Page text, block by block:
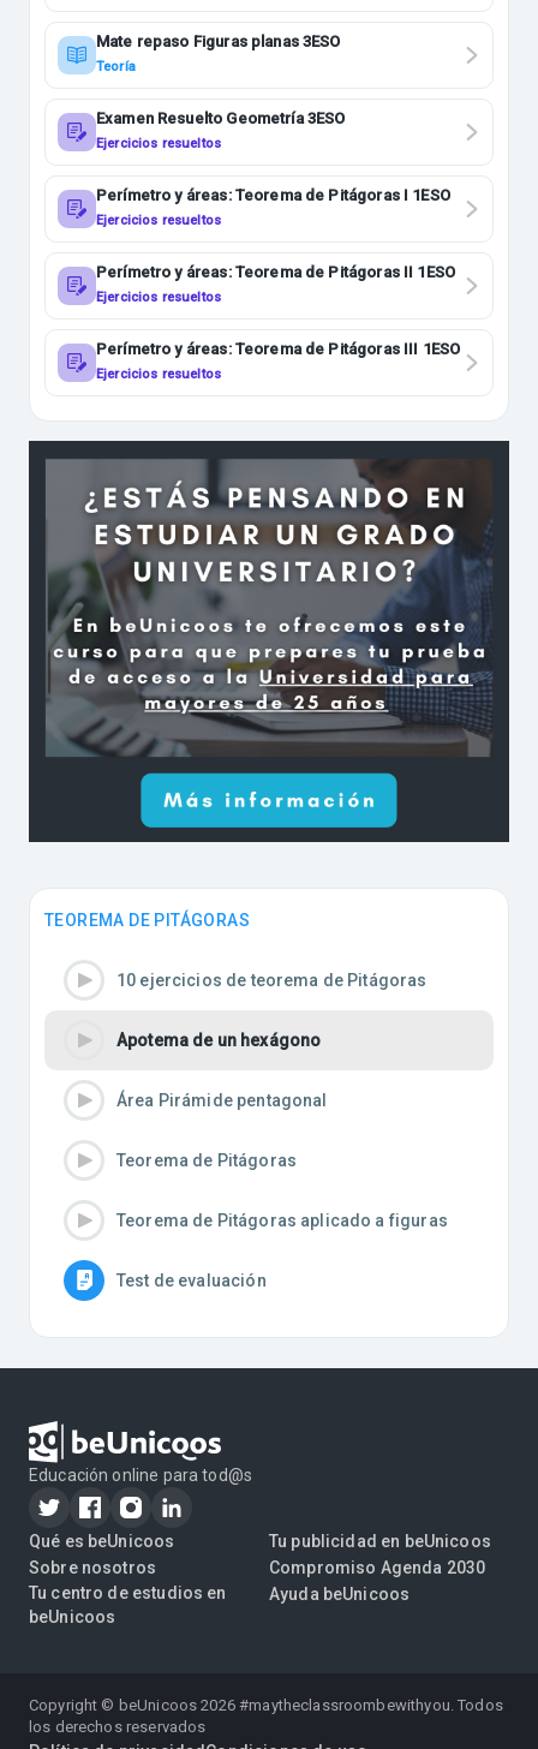
Mate repaso Figuras planas 3ESO
Teoría
Examen Resuelto Geometría 3ESO
Ejercicios resueltos
Perímetro y áreas: Teorema de Pitágoras I 1ESO
Ejercicios resueltos
Perímetro y áreas: Teorema de Pitágoras II 1ESO
Ejercicios resueltos
Perímetro y áreas: Teorema de Pitágoras III 1ESO
Ejercicios resueltos
TEOREMA DE PITÁGORAS
10 ejercicios de teorema de Pitágoras
Apotema de un hexágono
Área Pirámide pentagonal
Teorema de Pitágoras
Teorema de Pitágoras aplicado a figuras
Test de evaluación
Educación online para tod@s
Qué es beUnicoos
Sobre nosotros
Tu centro de estudios en
beUnicoos
Tu publicidad en beUnicoos
Compromiso Agenda 2030
Ayuda beUnicoos
Copyright © beUnicoos2026#maytheclassroombewithyou. Todos
los derechos reservados